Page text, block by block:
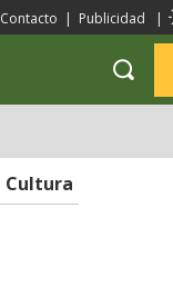
Contacto | Publicidad |
Cultura